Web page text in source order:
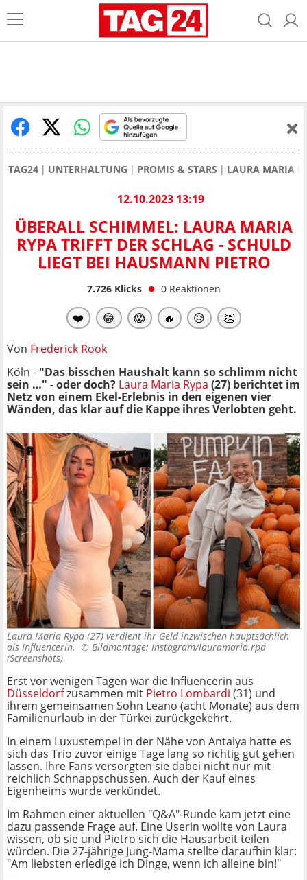
TAG24 UNTERHALTUNG PROMIS & STARS LAURA MARIA
12.10.2023 13:19
ÜBERALL SCHIMMEL: LAURA MARIA
RYPA TRIFFT DER SCHLAG - SCHULD
LIEGT BEI HAUSMANN PIETRO
7.726Klicks 0 Reaktionen
❤️ 😂 😱 🔥 😥 👏
Von Frederick Rook
Köln - "Das bisschen Haushalt kann so schlimm nicht
sein …" - oder doch? Laura Maria Rypa (27) berichtet im
Netz von einem Ekel-Erlebnis in den eigenen vier
Wänden, das klar auf die Kappe ihres Verlobten geht.
Laura Maria Rypa (27) verdient ihr Geld inzwischen hauptsächlich
als Influencerin. © Bildmontage: Instagram/lauramaria.rpa
(Screenshots)
Erst vor wenigen Tagen war die Influencerin aus
Düsseldorfzusammen mit Pietro Lombardi (31) und
ihrem gemeinsamen Sohn Leano (acht Monate) aus dem
Familienurlaub in der Türkei zurückgekehrt.
In einem Luxustempel in der Nähe von Antalya hatte es
sich das Trio zuvor einige Tage lang so richtig gut gehen
lassen. Ihre Fans versorgten sie dabei nicht nur mit
reichlich Schnappschüssen. Auch der Kauf eines
Eigenheims wurde verkündet.
Im Rahmen einer aktuellen "Q&A"-Runde kam jetzt eine
dazu passende Frage auf. Eine Userin wollte von Laura
wissen, ob sie und Pietro sich die Hausarbeit teilen
würden. Die 27-jährige Jung-Mama stellte daraufhin klar:
"Am liebsten erledige ich Dinge, wenn ich alleine bin!"